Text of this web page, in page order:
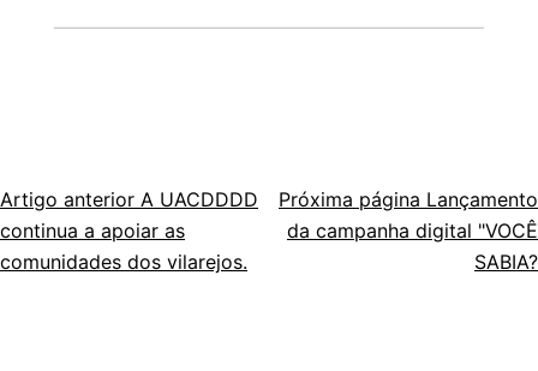
Navegação
de
Artigo anterior A UACDDDD
continua a apoiar as
comunidades dos vilarejos.
Próxima página Lançamento
da campanha digital "VOCÊ
SABIA?